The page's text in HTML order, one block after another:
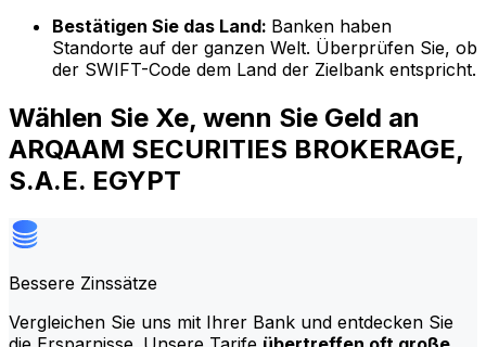
Bestätigen Sie das Land: Banken haben
Standorte auf der ganzen Welt. Überprüfen Sie, ob
der SWIFT-Code dem Land der Zielbank entspricht.
Wählen Sie Xe, wenn Sie Geld an
ARQAAM SECURITIES BROKERAGE,
S.A.E. EGYPT
Bessere Zinssätze
Vergleichen Sie uns mit Ihrer Bank und entdecken Sie